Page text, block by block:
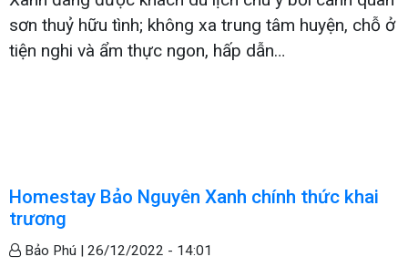
sơn thuỷ hữu tình; không xa trung tâm huyện, chỗ ở
tiện nghi và ẩm thực ngon, hấp dẫn…
Homestay Bảo Nguyên Xanh chính thức khai
trương
Bảo Phú | 26/12/2022 - 14:01